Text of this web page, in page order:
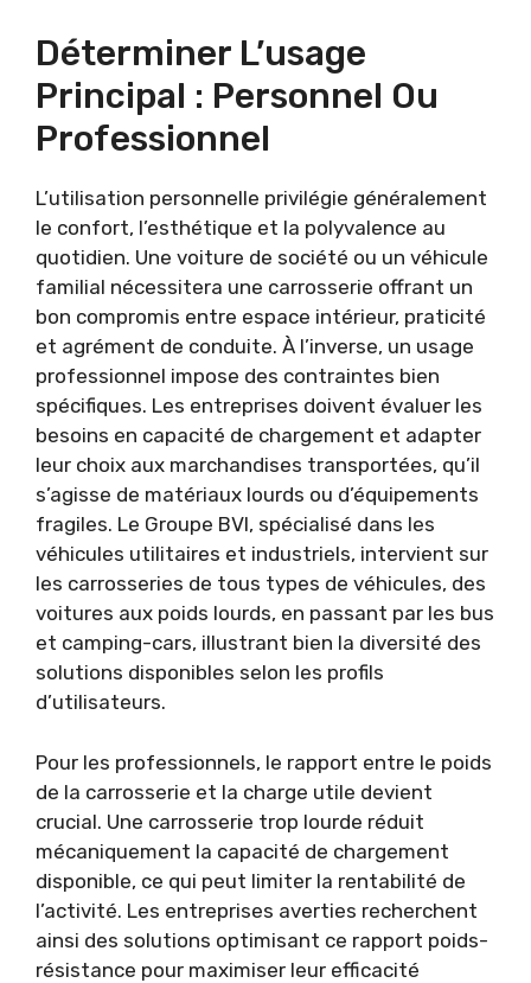
Déterminer L’usage
Principal : Personnel Ou
Professionnel
L’utilisation personnelle privilégie généralement
le confort, l’esthétique et la polyvalence au
quotidien. Une voiture de société ou un véhicule
familial nécessitera une carrosserie offrant un
bon compromis entre espace intérieur, praticité
et agrément de conduite. À l’inverse, un usage
professionnel impose des contraintes bien
spécifiques. Les entreprises doivent évaluer les
besoins en capacité de chargement et adapter
leur choix aux marchandises transportées, qu’il
s’agisse de matériaux lourds ou d’équipements
fragiles. Le Groupe BVI, spécialisé dans les
véhicules utilitaires et industriels, intervient sur
les carrosseries de tous types de véhicules, des
voitures aux poids lourds, en passant par les bus
et camping-cars, illustrant bien la diversité des
solutions disponibles selon les profils
d’utilisateurs.
Pour les professionnels, le rapport entre le poids
de la carrosserie et la charge utile devient
crucial. Une carrosserie trop lourde réduit
mécaniquement la capacité de chargement
disponible, ce qui peut limiter la rentabilité de
l’activité. Les entreprises averties recherchent
ainsi des solutions optimisant ce rapport poids-
résistance pour maximiser leur efficacité